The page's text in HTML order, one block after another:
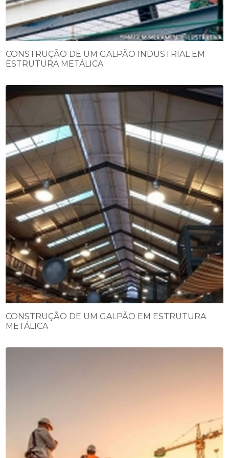
CONSTRUÇÃO DE UM GALPÃO INDUSTRIAL EM
ESTRUTURA METÁLICA
CONSTRUÇÃO DE UM GALPÃO EM ESTRUTURA
METÁLICA